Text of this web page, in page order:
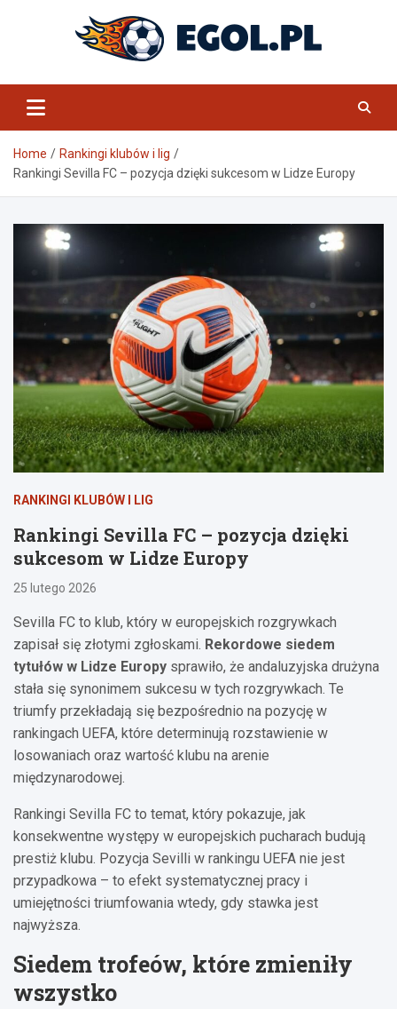
eGol.pl
Home
Rankingi klubów i lig
Rankingi Sevilla FC – pozycja dzięki sukcesom w Lidze Europy
RANKINGI KLUBÓW I LIG
Rankingi Sevilla FC – pozycja dzięki
sukcesom w Lidze Europy
25 lutego 2026
Sevilla FC to klub, który w europejskich rozgrywkach
zapisał się złotymi zgłoskami. Rekordowe siedem
tytułów w Lidze Europy sprawiło, że andaluzyjska drużyna
stała się synonimem sukcesu w tych rozgrywkach. Te
triumfy przekładają się bezpośrednio na pozycję w
rankingach UEFA, które determinują rozstawienie w
losowaniach oraz wartość klubu na arenie
międzynarodowej.
Rankingi Sevilla FC to temat, który pokazuje, jak
konsekwentne występy w europejskich pucharach budują
prestiż klubu. Pozycja Sevilli w rankingu UEFA nie jest
przypadkowa – to efekt systematycznej pracy i
umiejętności triumfowania wtedy, gdy stawka jest
najwyższa.
Siedem trofeów, które zmieniły
wszystko